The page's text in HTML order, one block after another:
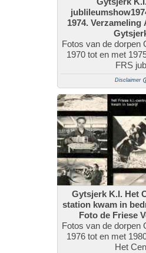
1974. Verzameling
Fotos van de dorpen
1970 tot en met
FRS
Disclaimer
Gytsjerk K.I. Het
station kwam in
Foto de Friese
Fotos van de dorpen
1976 tot en met
Het